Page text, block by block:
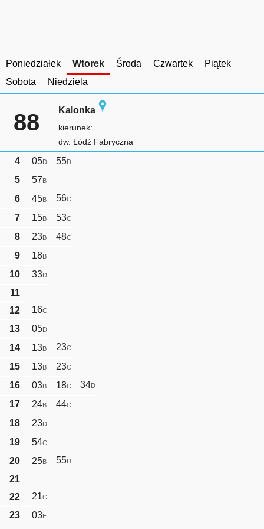
Poniedziałek Wtorek Środa Czwartek
Piątek
Sobota
Niedziela
88 Kalonka
kierunek:
dw. Łódź Fabryczna
4 05D 55D
5 57B
6 45B 56C
7 15B 53C
8 23B 48C
9 18B
10 33D
11
12
16C
13 05D
14 13B 23C
15 13B 23C
16 03B 18C 34D
17 24B 44C
18 23D
19 54C
20 25B 55D
21
22
21C
23 03E